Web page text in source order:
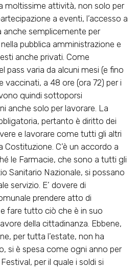
moltissime attività, non solo per
a eventi, l’accesso a
anche semplicemente per
pubblica amministrazione e
anche privati. Come
pass varia da alcuni mesi (e fino
vaccinati, a 48 ore (ora 72) per i
quindi sottoporsi
anche solo per lavorare. La
pertanto è diritto dei
e lavorare come tutti gli altri
C’è un accordo a
le Farmacie, che sono a tutti gli
Sanitario Nazionale, si possano
servizio. E’ dovere di
prendere atto di
fare tutto ciò che è in suo
della cittadinanza. Ebbene,
per tutta l’estate, non ha
si è spesa come ogni anno per
per il quale i soldi si